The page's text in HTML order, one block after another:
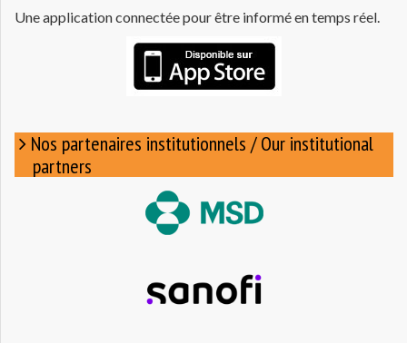
Une application connectée pour être informé en temps réel.
Nos partenaires institutionnels / Our institutional
partners